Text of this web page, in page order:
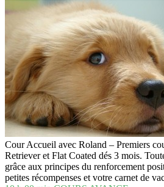
Cour Accueil avec Roland – Premiers
Retriever et Flat Coated dés 3 mois.
grâce aux principes du renforcement
petites récompenses et votre carnet de